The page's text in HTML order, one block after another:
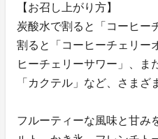
【お召し上がり方】
炭酸水で割ると「コーヒー
割ると「コーヒーチェリー
ヒーチェリーサワー」、ま
「カクテル」など、さまざ
フルーティーな風味と甘み